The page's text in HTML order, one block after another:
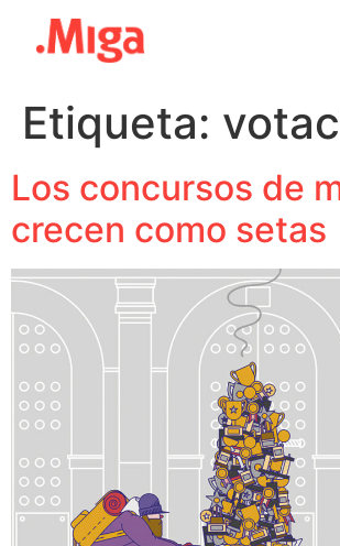
Etiqueta:
Los concursos de
crecen como setas